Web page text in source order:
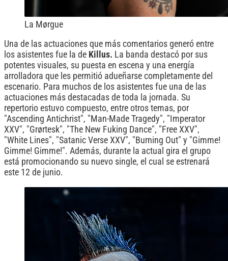
La Mørgue
Una de las actuaciones que más comentarios generó entre
los asistentes fue la de Killus. La banda destacó por sus
potentes visuales, su puesta en escena y una energía
arrolladora que les permitió adueñarse completamente del
escenario. Para muchos de los asistentes fue una de las
actuaciones más destacadas de toda la jornada. Su
repertorio estuvo compuesto, entre otros temas, por
"Ascending Antichrist", "Man-Made Tragedy", "Imperator
XXV", "Grørtesk", "The New Fuking Dance", "Free XXV",
"White Lines", "Satanic Verse XXV", "Burning Out" y "Gimme!
Gimme! Gimme!". Además, durante la actual gira el grupo
está promocionando su nuevo single, el cual se estrenará
este 12 de junio.